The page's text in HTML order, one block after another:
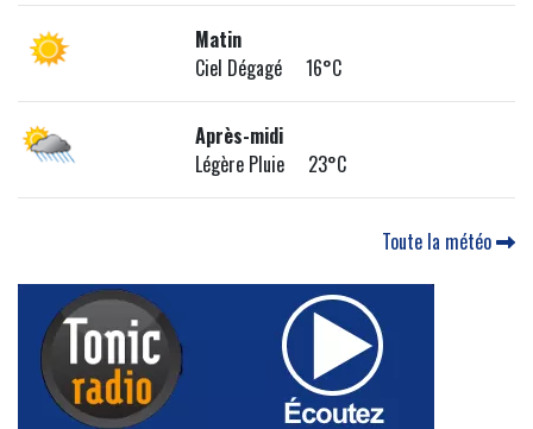
Matin
Ciel Dégagé 16°C
Après-midi
Légère Pluie 23°C
Toute la météo